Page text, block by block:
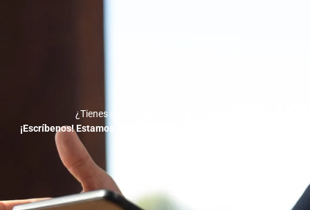
¿Tienes dudas o quieres empezar ya?
¡Escríbenos! Estamos a solo un mensaje de ayudarte a crecer.